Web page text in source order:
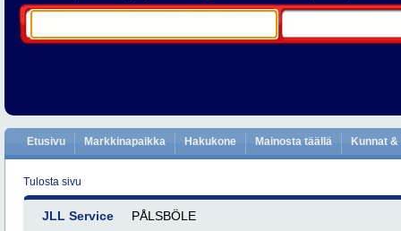
Etusivu Markkinapaikka Hakukone Mainosta täällä Kunnat
Tulosta sivu
JLL Service PÅLSBÖLE